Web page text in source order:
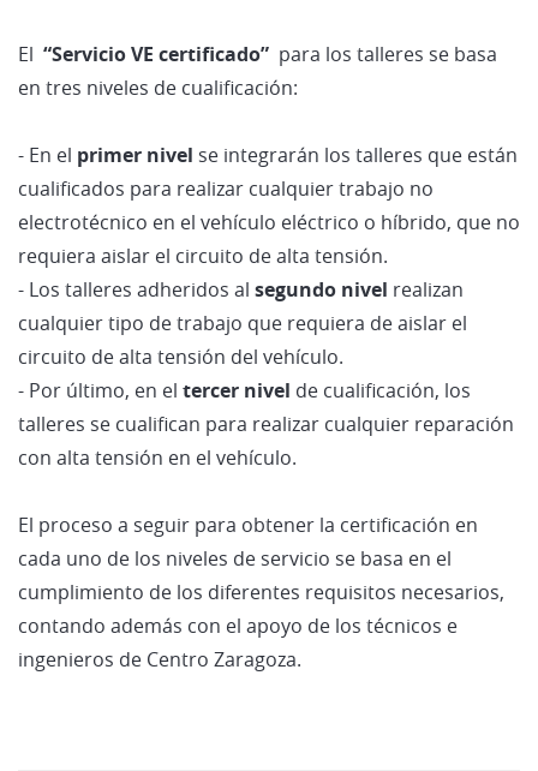
El “Servicio VE certificado” para los talleres se basa
en tres niveles de cualificación:
- En el primer nivel se integrarán los talleres que están
cualificados para realizar cualquier trabajo no
electrotécnico en el vehículo eléctrico o híbrido, que no
requiera aislar el circuito de alta tensión.
- Los talleres adheridos al segundo nivel realizan
cualquier tipo de trabajo que requiera de aislar el
circuito de alta tensión del vehículo.
- Por último, en el tercer nivel de cualificación, los
talleres se cualifican para realizar cualquier reparación
con alta tensión en el vehículo.
El proceso a seguir para obtener la certificación en
cada uno de los niveles de servicio se basa en el
cumplimiento de los diferentes requisitos necesarios,
contando además con el apoyo de los técnicos e
ingenieros de Centro Zaragoza.